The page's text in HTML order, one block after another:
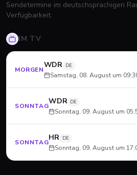
Sendetermine im deutschsprachigen
Verfügbarkeit.
IM TV
MORGENWDR DE
Samstag, 08. August um
SONNTAGWDR DE
Sonntag, 09. August um
SONNTAGHR DE
Sonntag, 09. August um